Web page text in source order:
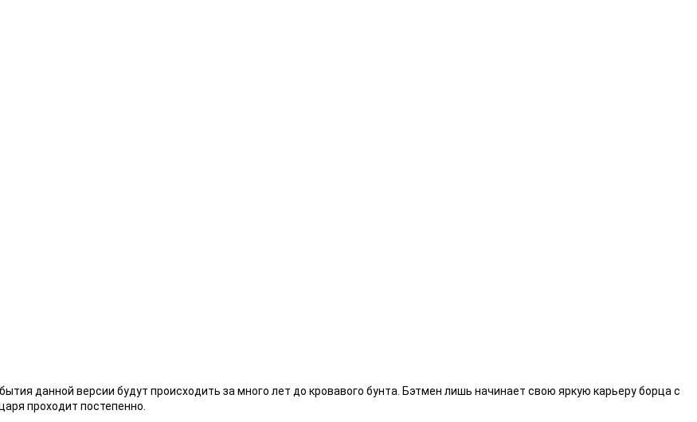
данной версии будут происходить за много лет до кровавого бунта. Бэтмен лишь начинает свою яркую карьеру борца с
проходит постепенно.